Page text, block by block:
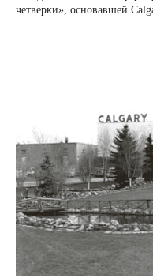
четверки», основавшей